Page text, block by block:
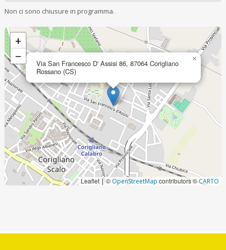
Non ci sono chiusure in programma.
Via San Francesco D' Assisi 86, 87064 Corigliano
Rossano (CS)
×
+
−
Leaflet |© OpenStreetMap contributors ©CARTO